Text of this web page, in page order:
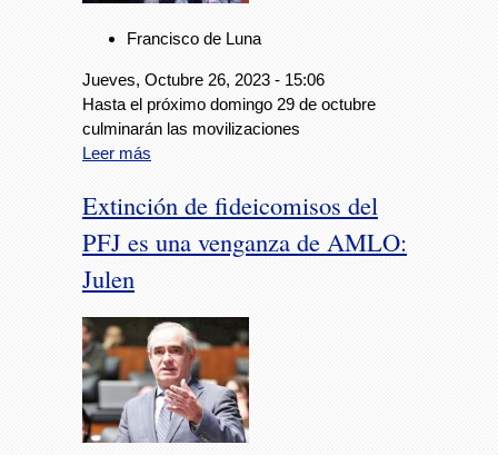
Francisco de Luna
Jueves, Octubre 26, 2023 - 15:06
Hasta el próximo domingo 29 de octubre
culminarán las movilizaciones
Leer más
Extinción de fideicomisos del
PFJ es una venganza de AMLO:
Julen